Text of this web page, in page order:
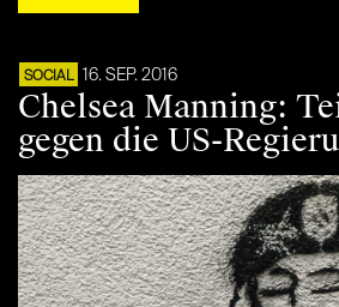
SOCIAL 16. SEP. 2016
Chelsea Manning:
gegen die US-